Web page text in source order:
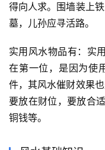
得向人求。围墙装上
墓，儿孙应寻活路。
实用风水物品有：实
在第一位，是因为使
件，其风水催财效果
要放在财位，要放合
铜钱等。